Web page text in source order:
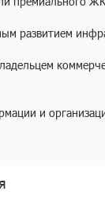
развитием
и